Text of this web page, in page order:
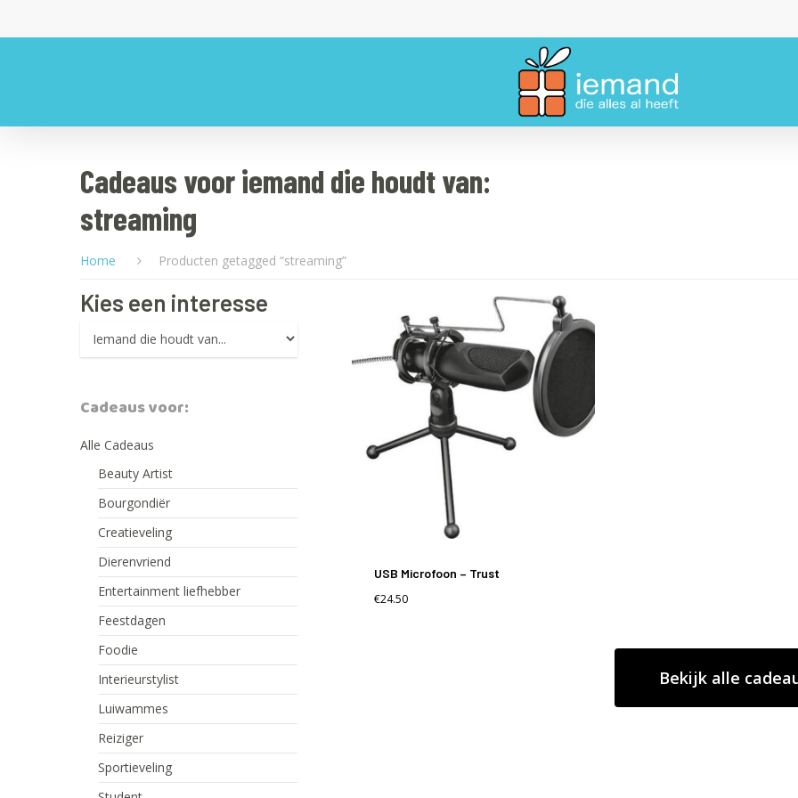
Hit enter to search or ESC to close
Cadeaus voor iemand die houdt van:
streaming
Home Producten getagged “streaming”
Kies een interesse
Cadeaus voor:
Alle Cadeaus
Beauty Artist
Bourgondiër
Creatieveling
Dierenvriend
Entertainment liefhebber
Feestdagen
Foodie
Interieurstylist
Luiwammes
Reiziger
Sportieveling
USB Microfoon – Trust
€24.50
Bekijk alle